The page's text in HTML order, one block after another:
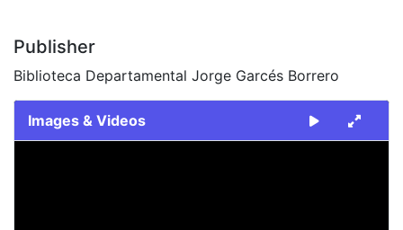
Publisher
Biblioteca Departamental Jorge Garcés Borrero
Images & Videos